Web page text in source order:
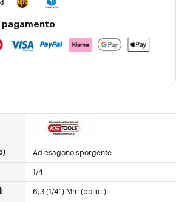
pagamento
Ad esagono sporgente
1/4
6,3 (1/4") Mm (pollici)